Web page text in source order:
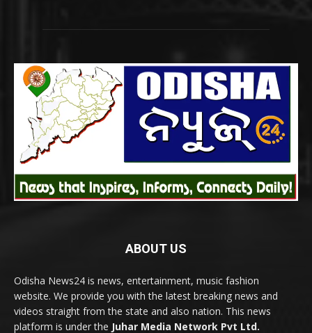
ABOUT US
Odisha News24 is news, entertainment, music fashion
website. We provide you with the latest breaking news and
videos straight from the state and also nation. This news
platform is under the Juhar Media Network Pvt Ltd.